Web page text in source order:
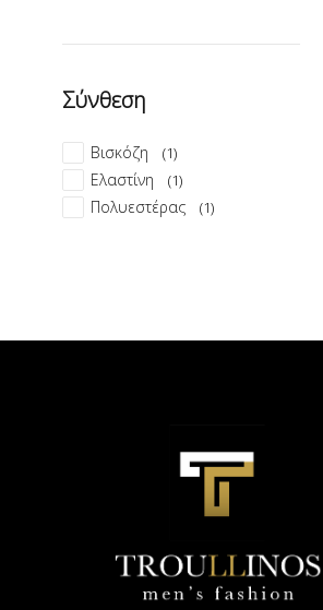
Σύνθεση
Βισκόζη (1)
Ελαστίνη (1)
Πολυεστέρας (1)